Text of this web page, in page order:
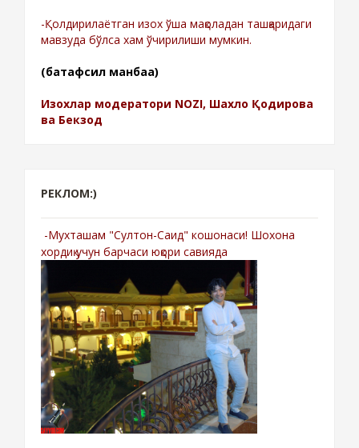
-Қолдирилаётган изох ўша мақоладан ташқаридаги
мавзуда бўлса хам ўчирилиши мумкин.
(батафсил манбаа)
Изохлар модератори NOZI, Шахло Қодирова
ва Бекзод
РЕКЛОМ:)
-Мухташам "Султон-Саид" кошонаси! Шохона
хордиқ учун барчаси юқори савияда